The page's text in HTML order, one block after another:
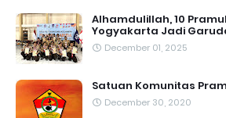
Alhamdulillah, 10
Yogyakarta Jadi
December 01, 2025
Satuan Komunitas
December 30, 2020